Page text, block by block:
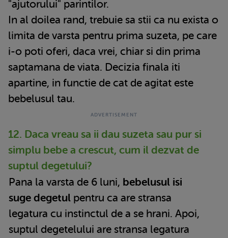
"ajutorului" parintilor.
In al doilea rand, trebuie sa stii ca nu exista o
limita de varsta pentru prima suzeta, pe care
i-o poti oferi, daca vrei, chiar si din prima
saptamana de viata. Decizia finala iti
apartine, in functie de cat de agitat este
bebelusul tau.
12. Daca vreau sa ii dau suzeta sau pur si
simplu bebe a crescut, cum il dezvat de
suptul degetului?
Pana la varsta de 6 luni, bebelusul isi
suge degetul pentru ca are stransa
legatura cu instinctul de a se hrani. Apoi,
suptul degetelului are stransa legatura